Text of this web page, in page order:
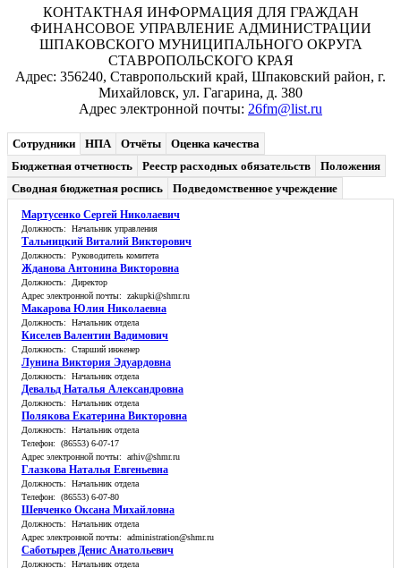
КОНТАКТНАЯ ИНФОРМАЦИЯ ДЛЯ ГРАЖДАН
ФИНАНСОВОЕ УПРАВЛЕНИЕ АДМИНИСТРАЦИИ
ШПАКОВСКОГО МУНИЦИПАЛЬНОГО ОКРУГА
СТАВРОПОЛЬСКОГО КРАЯ
Адрес: 356240, Ставропольский край, Шпаковский район, г.
Михайловск, ул. Гагарина, д. 380
Адрес электронной почты: 26fm@list.ru
Сотрудники НПА Отчёты
Оценка качества
Бюджетная отчетность
Реестр расходных обязательств
Положения
Сводная бюджетная роспись
Подведомственное учреждение
Мартусенко Сергей Николаевич
Должность: Начальник управления
Тальницкий Виталий Викторович
Должность: Руководитель комитета
Жданова Антонина Викторовна
Должность: Директор
Адрес электронной почты: zakupki@shmr.ru
Макарова Юлия Николаевна
Должность: Начальник отдела
Киселев Валентин Вадимович
Должность: Старший инженер
Лунина Виктория Эдуардовна
Должность: Начальник отдела
Девальд Наталья Александровна
Должность: Начальник отдела
Полякова Екатерина Викторовна
Должность: Начальник отдела
Телефон: (86553) 6-07-17
Адрес электронной почты: arhiv@shmr.ru
Глазкова Наталья Евгеньевна
Должность: Начальник отдела
Телефон: (86553) 6-07-80
Шевченко Оксана Михайловна
Должность: Начальник отдела
Адрес электронной почты: administration@shmr.ru
Саботырев Денис Анатольевич
Должность: Начальник отдела